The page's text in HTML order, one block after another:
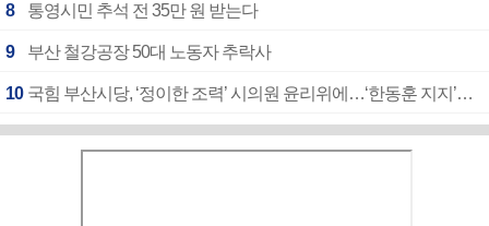
8 통영시민 추석 전 35만 원 받는다
9 부산 철강공장 50대 노동자 추락사
10 국힘 부산시당, ‘정이한 조력’ 시의원 윤리위에…‘한동훈 지지’도 신고접수